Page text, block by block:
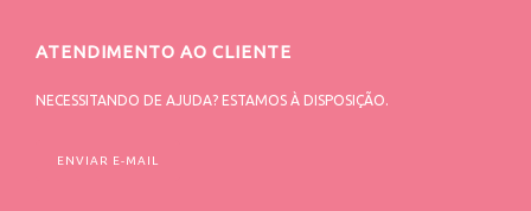
ATENDIMENTO AO CLIENTE
NECESSITANDO DE AJUDA? ESTAMOS À DISPOSIÇÃO.
ENVIAR E-MAIL